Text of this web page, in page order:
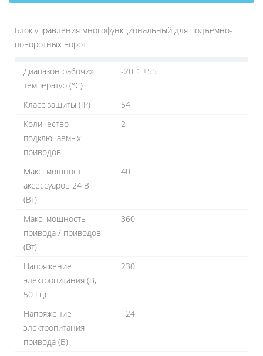
Блок управления многофункциональный для подъемно-
поворотных ворот
Диапазон рабочих
температур (°C)
-20 ÷ +55
Класс защиты (IP)
54
Количество
подключаемых
приводов
2
Макс. мощность
аксессуаров 24 В
(Вт)
40
Макс. мощность
привода / приводов
(Вт)
360
Напряжение
электропитания (В,
50 Гц)
230
Напряжение
электропитания
привода (В)
=24